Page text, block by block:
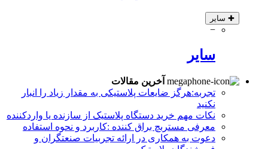
✚ سایر
−
سایر
آخرین مقالات
تجربه:هرگز ضایعات پلاستیکی به مقدار زیاد را انبار
نکنید
نکات مهم خرید دستگاه پلاستیک از سازنده یا واردکننده
معرفی مستربچ براق کننده :کاربرد و نحوه استفاده
دعوت به همکاری در ارائه تجربیات صنعتگران و